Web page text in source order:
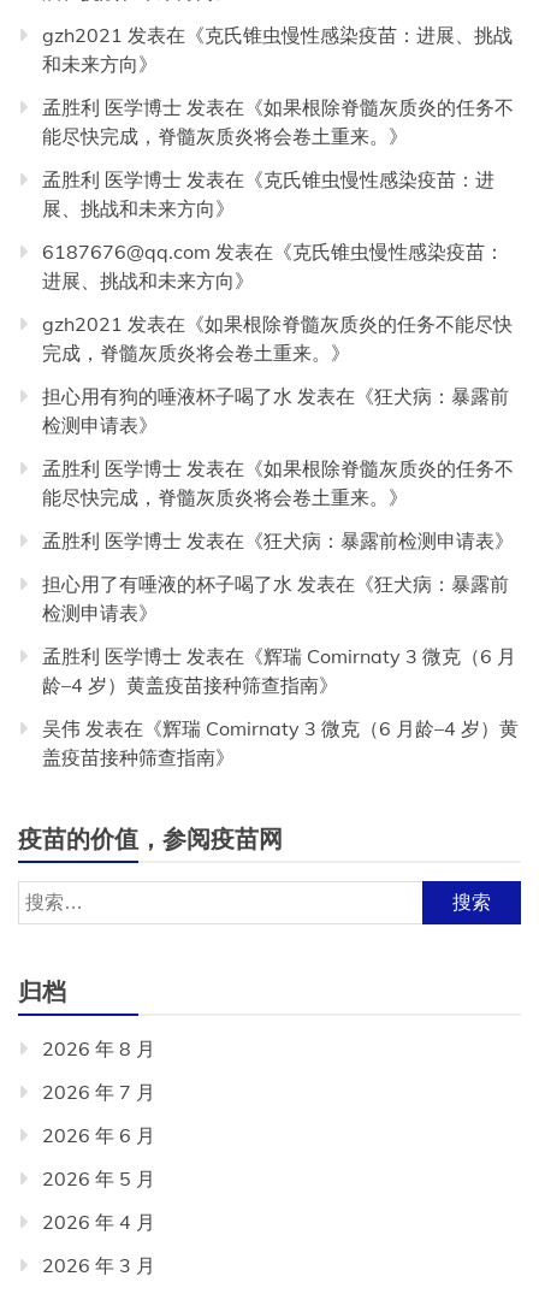
gzh2021 发表在《克氏锥虫慢性感染疫苗：进展、挑战
和未来方向》
孟胜利 医学博士 发表在《如果根除脊髓灰质炎的任务不
能尽快完成，脊髓灰质炎将会卷土重来。 》
孟胜利 医学博士 发表在《克氏锥虫慢性感染疫苗：进
展、挑战和未来方向》
6187676@qq.com 发表在《克氏锥虫慢性感染疫苗：
进展、挑战和未来方向》
gzh2021 发表在《如果根除脊髓灰质炎的任务不能尽快
完成，脊髓灰质炎将会卷土重来。 》
担心用有狗的唾液杯子喝了水 发表在《狂犬病：暴露前
检测申请表》
孟胜利 医学博士 发表在《如果根除脊髓灰质炎的任务不
能尽快完成，脊髓灰质炎将会卷土重来。 》
孟胜利 医学博士 发表在《狂犬病：暴露前检测申请表》
担心用了有唾液的杯子喝了水 发表在《狂犬病：暴露前
检测申请表》
孟胜利 医学博士 发表在《辉瑞 Comirnaty 3 微克（6 月
龄–4 岁）黄盖疫苗接种筛查指南》
吴伟 发表在《辉瑞 Comirnaty 3 微克（6 月龄–4 岁）黄
盖疫苗接种筛查指南》
疫苗的价值，参阅疫苗网
搜
索：
归档
2026 年 8 月
2026 年 7 月
2026 年 6 月
2026 年 5 月
2026 年 4 月
2026 年 3 月